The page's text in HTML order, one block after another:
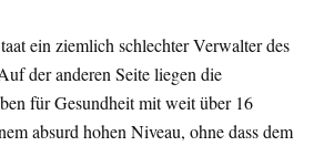
ein ziemlich schlechter Verwalter des
der anderen Seite liegen die
für Gesundheit mit weit über 16
absurd hohen Niveau, ohne dass dem